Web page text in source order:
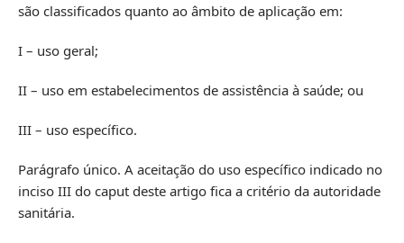
são classificados quanto ao âmbito de aplicação em:
I – uso geral;
II – uso em estabelecimentos de assistência à saúde; ou
III – uso específico.
Parágrafo único. A aceitação do uso específico indicado no
inciso III do caput deste artigo fica a critério da autoridade
sanitária.